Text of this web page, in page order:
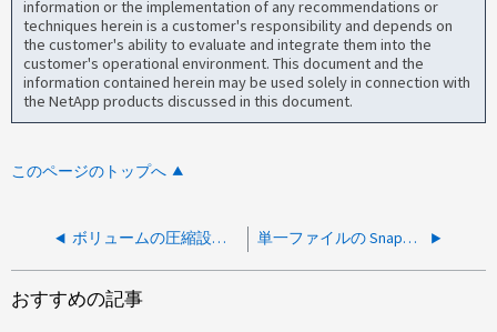
information or the implementation of any recommendations or
techniques herein is a customer's responsibility and depends on
the customer's ability to evaluate and integrate them into the
customer's operational environment. This document and the
information contained herein may be used solely in connection with
the NetApp products discussed in this document.
このページのトップへ
ボリュームの圧縮設定がソースとデスティネーションで異なる場合、SnapMirror リストアは失敗します 単一ファイルの SnapMirror リストアが、「 File missing from Snapshot copy 」というエラーで失敗しました。
おすすめの記事